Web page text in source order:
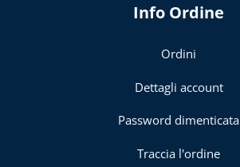
Info Ordine
Ordini
Dettagli account
Password dimenticata
Traccia l'ordine